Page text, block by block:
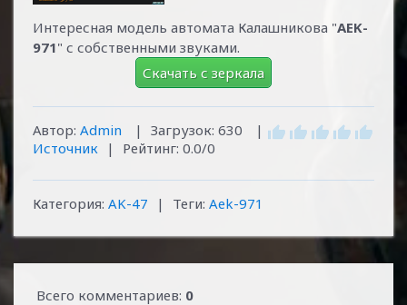
Интересная модель автомата Калашникова "AEK-
971" с собственными звуками.
Скачать с зеркала
Автор: Admin | Загрузок: 630
|
Источник | Рейтинг: 0.0/0
Категория: AK-47 | Теги: Aek-971
Всего комментариев: 0